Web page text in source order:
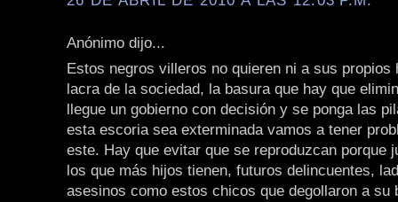
Anónimo dijo...
Estos negros villeros no quieren ni a sus propios
lacra de la sociedad, la basura que hay que
llegue un gobierno con decisión y se ponga las
esta escoria sea exterminada vamos a tener
este. Hay que evitar que se reproduzcan porque
los que más hijos tienen, futuros delincuentes,
asesinos como estos chicos que degollaron a su